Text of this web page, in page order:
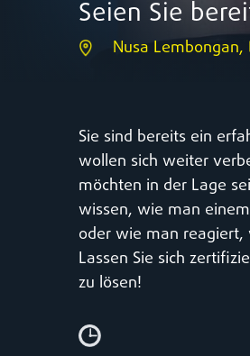
Seien Sie
Nusa Lembongan,
Sie sind bereits ein
wollen sich weiter
möchten in der Lage
wissen, wie man
oder wie man reagiert,
Lassen Sie sich
zu lösen!